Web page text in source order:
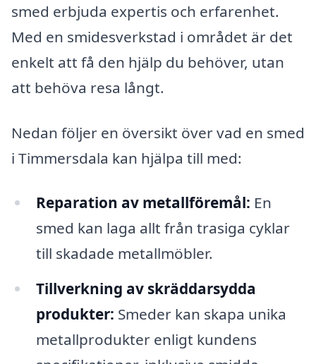
smed erbjuda expertis och erfarenhet.
Med en smidesverkstad i området är det
enkelt att få den hjälp du behöver, utan
att behöva resa långt.
Nedan följer en översikt över vad en smed
i Timmersdala kan hjälpa till med:
Reparation av metallföremål: En
smed kan laga allt från trasiga cyklar
till skadade metallmöbler.
Tillverkning av skräddarsydda
produkter: Smeder kan skapa unika
metallprodukter enligt kundens